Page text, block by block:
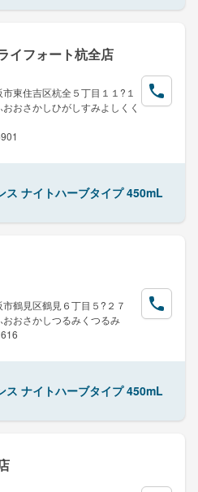
イフォート杭全店
東住吉区杭全５丁目１１?１
おさかしひがしすみよしくく
ス ナイトハーブタイプ 450mL
市鶴見区鶴見６丁目５?２７
おおさかしつるみくつるみ
ス ナイトハーブタイプ 450mL